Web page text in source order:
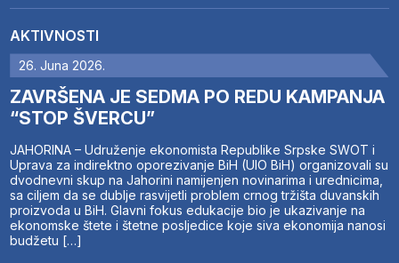
AKTIVNOSTI
26. Juna 2026.
ZAVRŠENA JE SEDMA PO REDU KAMPANJA
“STOP ŠVERCU”
JAHORINA – Udruženje ekonomista Republike Srpske SWOT i
Uprava za indirektno oporezivanje BiH (UIO BiH) organizovali su
dvodnevni skup na Jahorini namijenjen novinarima i urednicima,
sa ciljem da se dublje rasvijetli problem crnog tržišta duvanskih
proizvoda u BiH. Glavni fokus edukacije bio je ukazivanje na
ekonomske štete i štetne posljedice koje siva ekonomija nanosi
budžetu […]